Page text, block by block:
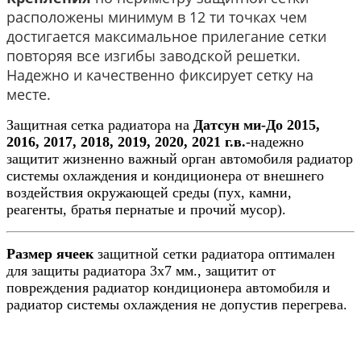
расположены минимум в 12 ти точках чем
достигается максимальное прилегание сетки
повторяя все изгибы заводской решетки.
Надежно и качественно фиксирует сетку на
месте.
Защитная сетка радиатора на Датсун ми-До 2015,
2016, 2017, 2018, 2019, 2020, 2021 г.в.-надежно
защитит жизненно важный орган автомобиля радиатор
системы охлаждения и кондиционера от внешнего
воздействия окружающей среды (пух, камни,
реагенты, братья пернатые и прочий мусор).
Размер ячеекзащитной сетки радиатора оптимален
для защиты радиатора 3х7 мм., защитит от
повреждения радиатор кондиционера автомобиля и
радиатор системы охлаждения не допустив перегрева.